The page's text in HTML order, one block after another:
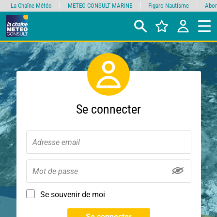
Se connecter
Se souvenir de moi
La Chaîne Météo METEO CONSULT MARINE Figaro Nautisme